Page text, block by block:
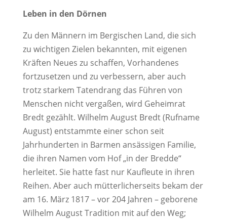
Leben in den Dörnen
Zu den Männern im Bergischen Land, die sich
zu wichtigen Zielen bekannten, mit eigenen
Kräften Neues zu schaffen, Vorhandenes
fortzusetzen und zu verbessern, aber auch
trotz starkem Tatendrang das Führen von
Menschen nicht vergaßen, wird Geheimrat
Bredt gezählt. Wilhelm August Bredt (Rufname
August) entstammte einer schon seit
Jahrhunderten in Barmen ansässigen Familie,
die ihren Namen vom Hof „in der Bredde“
herleitet. Sie hatte fast nur Kaufleute in ihren
Reihen. Aber auch mütterlicherseits bekam der
am 16. März 1817 – vor 204 Jahren – geborene
Wilhelm August Tradition mit auf den Weg;